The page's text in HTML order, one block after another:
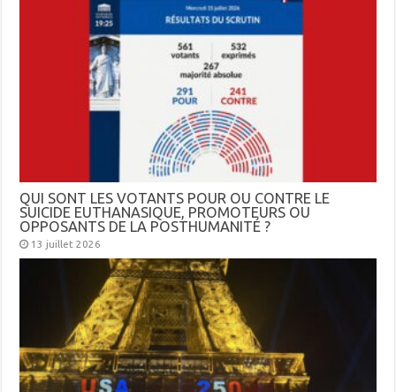
QUI SONT LES VOTANTS POUR OU CONTRE LE
SUICIDE EUTHANASIQUE, PROMOTEURS OU
OPPOSANTS DE LA POSTHUMANITÉ ?
13 juillet 2026